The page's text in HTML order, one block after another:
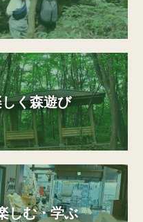
く森遊び
しむ・学ぶ